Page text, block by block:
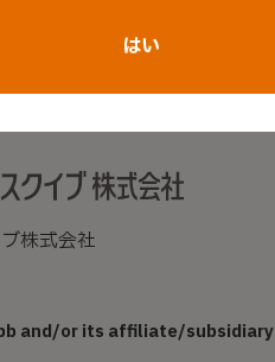
株式会社
and/or its affiliate/subsidiary
はい